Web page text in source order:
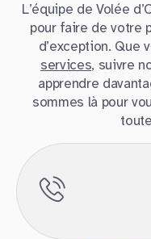
L’équipe de Volée
pour faire de votre
d’exception. Que
services, suivre
apprendre
sommes là pour